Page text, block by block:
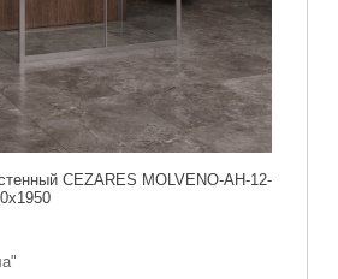
CEZARES MOLVENO-AH-12-